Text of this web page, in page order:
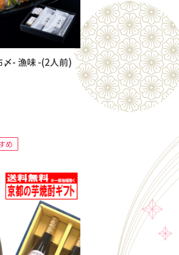
- 漁味 -(2人前)
め